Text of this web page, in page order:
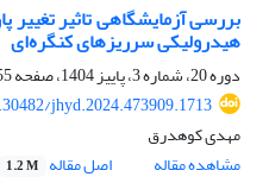
بررسی آزمایشگاهی تاثیر تغییر
هیدرولیکی سرریزهای کنگره‌ای
دوره 20، شماره 3، پاییز 1404، صفحه
jhyd.2024.473909.1713
مهدی کوهدرق
مشاهده مقاله
اصل مقاله 1.2 M